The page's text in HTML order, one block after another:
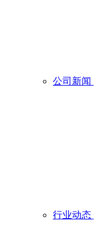
公司新闻
行业动态